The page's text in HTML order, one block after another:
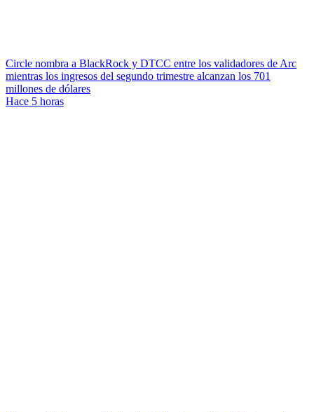
Circle nombra a BlackRock y DTCC entre los validadores de Arc
mientras los ingresos del segundo trimestre alcanzan los 701
millones de dólares
Hace 5 horas